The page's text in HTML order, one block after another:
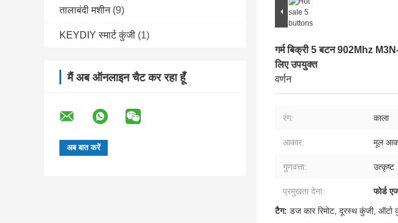
तालाबंदी मशीन (9)
KEYDIY स्मार्ट कुंजी (1)
मैं अब ऑनलाइन चैट कर रहा हूँ
गर्म बिक्री 5 बटन 902Mhz
लिए उपयुक्त
वर्णन
रंग: काला
आकार: मूल
गुणवत्ता: उत्कृष्ट
प्रमुखता देना: फोर्ड
टैग: डज कार रिमोट, दूरस्थ कुंजी, ऑटो